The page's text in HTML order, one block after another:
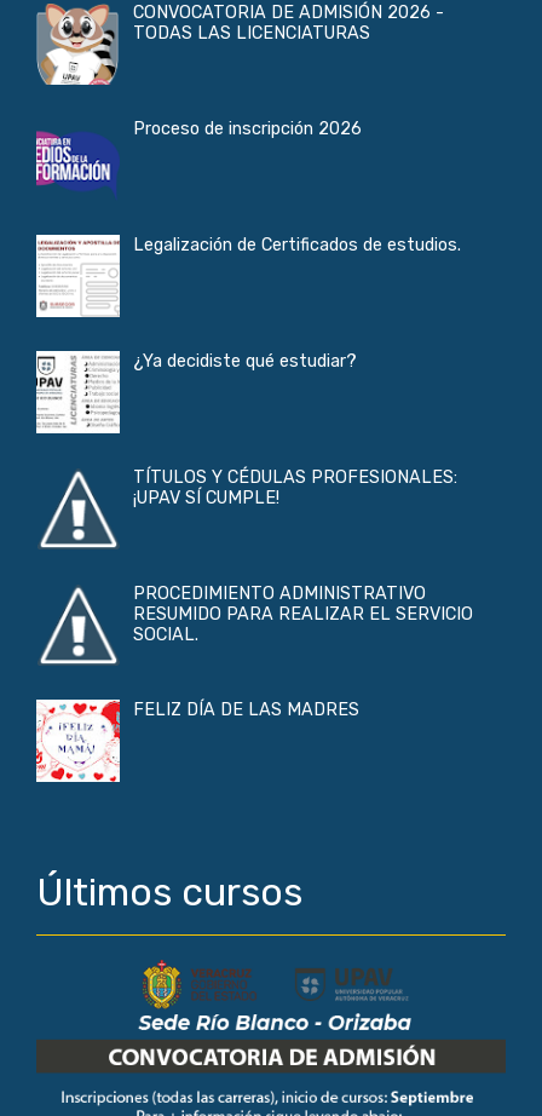
CONVOCATORIA DE ADMISIÓN 2026 -
TODAS LAS LICENCIATURAS
Proceso de inscripción 2026
Legalización de Certificados de estudios.
¿Ya decidiste qué estudiar?
TÍTULOS Y CÉDULAS PROFESIONALES:
¡UPAV SÍ CUMPLE!
PROCEDIMIENTO ADMINISTRATIVO
RESUMIDO PARA REALIZAR EL SERVICIO
SOCIAL.
FELIZ DÍA DE LAS MADRES
Últimos cursos